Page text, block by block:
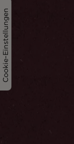
Cookie-Einstellungen